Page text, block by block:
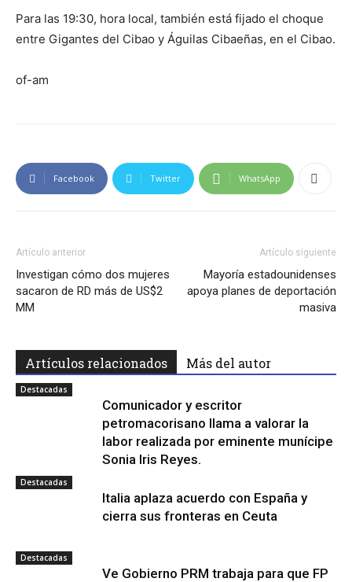
Para las 19:30, hora local, también está fijado el choque
entre Gigantes del Cibao y Águilas Cibaeñas, en el Cibao.
of-am
Facebook Twitter WhatsApp
Artículo anterior
Investigan cómo dos mujeres
sacaron de RD más de US$2
MM
Artículo siguiente
Mayoría estadounidenses
apoya planes de deportación
masiva
Artículos relacionados Más del autor
Destacadas
Comunicador y escritor
petromacorisano llama a valorar la
labor realizada por eminente munícipe
Sonia Iris Reyes.
Destacadas
Italia aplaza acuerdo con España y
cierra sus fronteras en Ceuta
Destacadas
Ve Gobierno PRM trabaja para que FP